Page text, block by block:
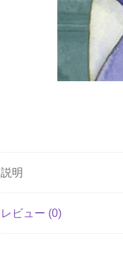
説明
レビュー (0)